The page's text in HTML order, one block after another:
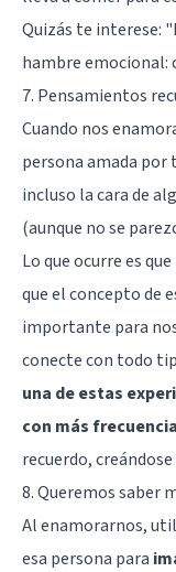
Quizás te interese: "
hambre emocional:
7. Pensamientos
Cuando nos
persona amada por
incluso la cara de
(aunque no se
Lo que ocurre es
que el concepto de
importante para
conecte con todo
una de estas
con más frecuencia
recuerdo,
8. Queremos saber
Al enamorarnos,
esa persona para